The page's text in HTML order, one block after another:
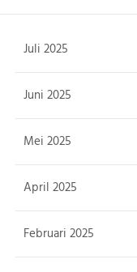
Juli 2025
Juni 2025
Mei 2025
April 2025
Februari 2025